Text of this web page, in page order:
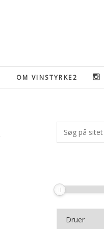
OM VINSTYRKE2
Primær
Sidebar
Søg
på